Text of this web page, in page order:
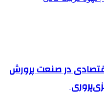
در صنعت پرورش